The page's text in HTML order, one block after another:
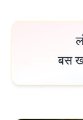
लोग बदलते नहीं बिकते हैं यहां,
बस